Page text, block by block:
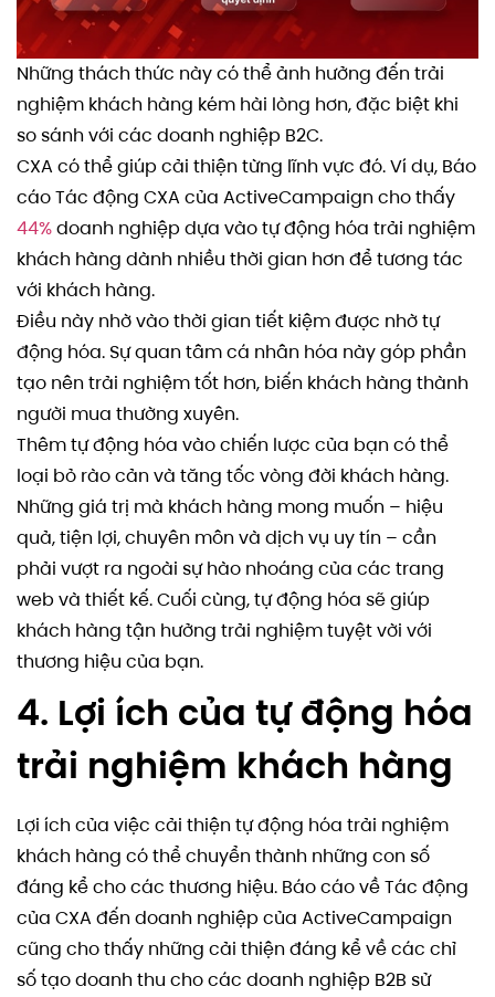
Những thách thức này có thể ảnh hưởng đến trải
nghiệm khách hàng kém hài lòng hơn, đặc biệt khi
so sánh với các doanh nghiệp B2C.
CXA có thể giúp cải thiện từng lĩnh vực đó. Ví dụ, Báo
cáo Tác động CXA của ActiveCampaign cho thấy
44%doanh nghiệp dựa vào tự động hóa trải nghiệm
khách hàng dành nhiều thời gian hơn để tương tác
với khách hàng.
Điều này nhờ vào thời gian tiết kiệm được nhờ tự
động hóa. Sự quan tâm cá nhân hóa này góp phần
tạo nên trải nghiệm tốt hơn, biến khách hàng thành
người mua thường xuyên.
Thêm tự động hóa vào chiến lược của bạn có thể
loại bỏ rào cản và tăng tốc vòng đời khách hàng.
Những giá trị mà khách hàng mong muốn – hiệu
quả, tiện lợi, chuyên môn và dịch vụ uy tín – cần
phải vượt ra ngoài sự hào nhoáng của các trang
web và thiết kế. Cuối cùng, tự động hóa sẽ giúp
khách hàng tận hưởng trải nghiệm tuyệt vời với
thương hiệu của bạn.
4. Lợi ích của tự động hóa
trải nghiệm khách hàng
Lợi ích của việc cải thiện tự động hóa trải nghiệm
khách hàng có thể chuyển thành những con số
đáng kể cho các thương hiệu. Báo cáo về Tác động
của CXA đến doanh nghiệp của ActiveCampaign
cũng cho thấy những cải thiện đáng kể về các chỉ
số tạo doanh thu cho các doanh nghiệp B2B sử